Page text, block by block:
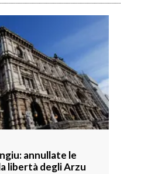
annullate le
libertà degli Arzu